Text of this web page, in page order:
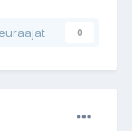
0